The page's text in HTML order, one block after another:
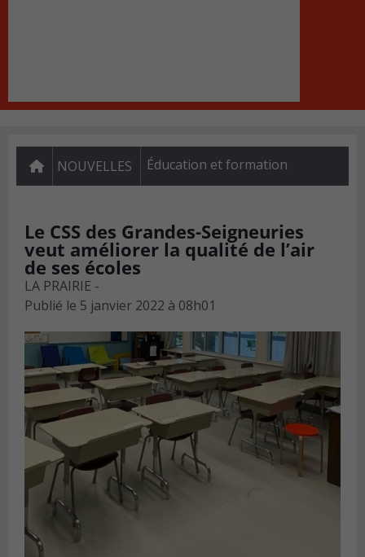
NOUVELLES Éducation et formation
Le CSS des Grandes-Seigneuries
veut améliorer la qualité de l’air
de ses écoles
LA PRAIRIE -
Publié le 5 janvier 2022 à 08h01